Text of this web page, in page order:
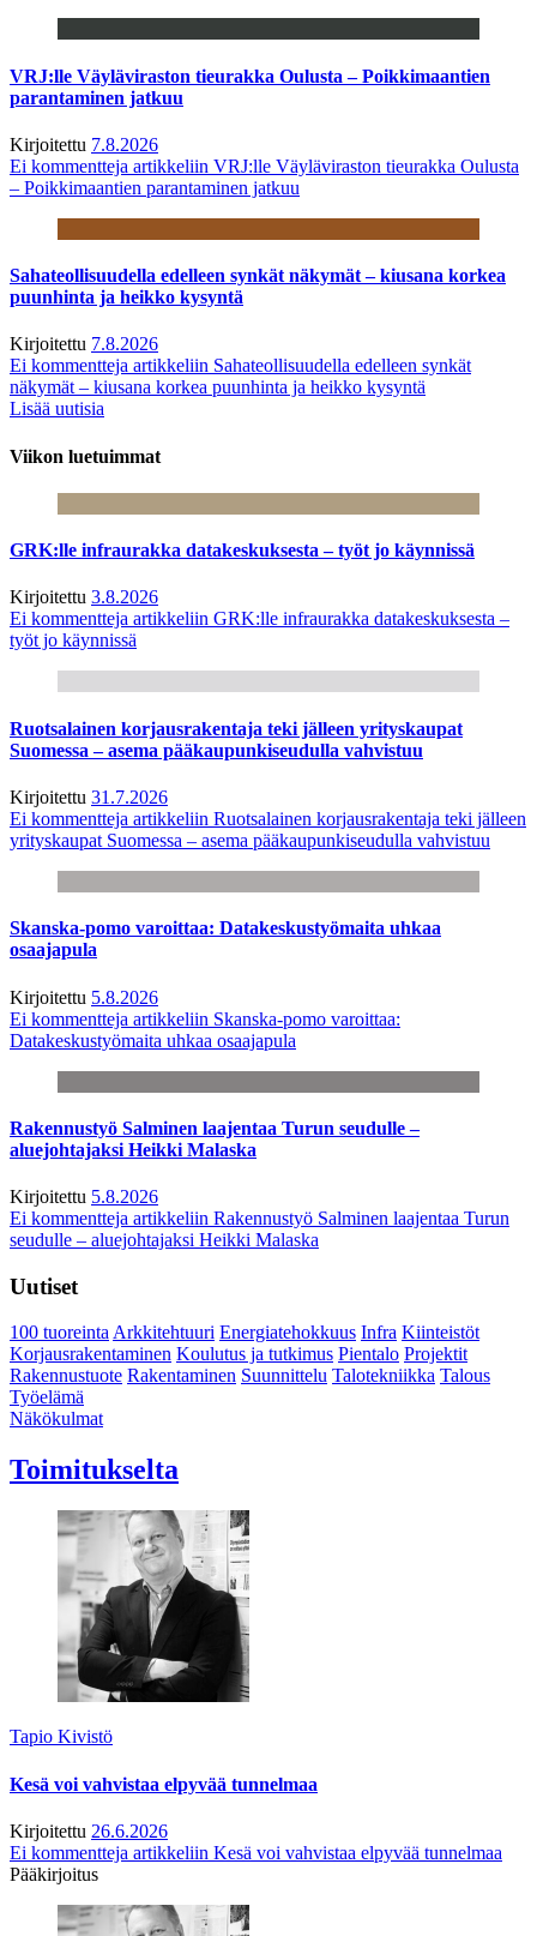
VRJ:lle Väyläviraston tieurakka Oulusta – Poikkimaantien
parantaminen jatkuu
Kirjoitettu 7.8.2026
Ei kommentteja artikkeliin VRJ:lle Väyläviraston tieurakka Oulusta
– Poikkimaantien parantaminen jatkuu
Sahateollisuudella edelleen synkät näkymät – kiusana korkea
puunhinta ja heikko kysyntä
Kirjoitettu 7.8.2026
Ei kommentteja artikkeliin Sahateollisuudella edelleen synkät
näkymät – kiusana korkea puunhinta ja heikko kysyntä
Lisää uutisia
Viikon luetuimmat
GRK:lle infraurakka datakeskuksesta – työt jo käynnissä
Kirjoitettu 3.8.2026
Ei kommentteja artikkeliin GRK:lle infraurakka datakeskuksesta –
työt jo käynnissä
Ruotsalainen korjausrakentaja teki jälleen yrityskaupat
Suomessa – asema pääkaupunkiseudulla vahvistuu
Kirjoitettu 31.7.2026
Ei kommentteja artikkeliin Ruotsalainen korjausrakentaja teki jälleen
yrityskaupat Suomessa – asema pääkaupunkiseudulla vahvistuu
Skanska-pomo varoittaa: Datakeskustyömaita uhkaa
osaajapula
Kirjoitettu 5.8.2026
Ei kommentteja artikkeliin Skanska-pomo varoittaa:
Datakeskustyömaita uhkaa osaajapula
Rakennustyö Salminen laajentaa Turun seudulle –
aluejohtajaksi Heikki Malaska
Kirjoitettu 5.8.2026
Ei kommentteja artikkeliin Rakennustyö Salminen laajentaa Turun
seudulle – aluejohtajaksi Heikki Malaska
Uutiset
100 tuoreintaArkkitehtuuri Energiatehokkuus Infra Kiinteistöt
Korjausrakentaminen Koulutus ja tutkimus Pientalo Projektit
Rakennustuote Rakentaminen Suunnittelu Talotekniikka Talous
Työelämä
Näkökulmat
Toimitukselta
Tapio Kivistö
Kesä voi vahvistaa elpyvää tunnelmaa
Kirjoitettu 26.6.2026
Ei kommentteja artikkeliin Kesä voi vahvistaa elpyvää tunnelmaa
Pääkirjoitus